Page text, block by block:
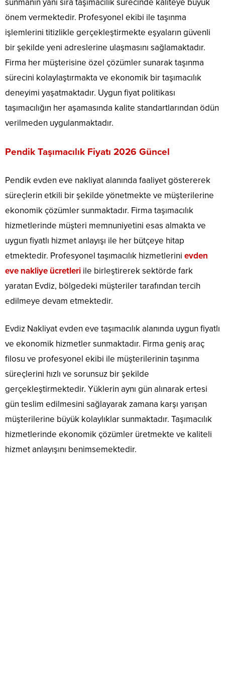
sunmanın yanı sıra taşımacılık sürecinde kaliteye büyük
önem vermektedir. Profesyonel ekibi ile taşınma
işlemlerini titizlikle gerçekleştirmekte eşyaların güvenli
bir şekilde yeni adreslerine ulaşmasını sağlamaktadır.
Firma her müşterisine özel çözümler sunarak taşınma
sürecini kolaylaştırmakta ve ekonomik bir taşımacılık
deneyimi yaşatmaktadır. Uygun fiyat politikası
taşımacılığın her aşamasında kalite standartlarından ödün
verilmeden uygulanmaktadır.
Pendik Taşımacılık Fiyatı 2026 Güncel
Pendik evden eve nakliyat alanında faaliyet göstererek
süreçlerin etkili bir şekilde yönetmekte ve müşterilerine
ekonomik çözümler sunmaktadır. Firma taşımacılık
hizmetlerinde müşteri memnuniyetini esas almakta ve
uygun fiyatlı hizmet anlayışı ile her bütçeye hitap
etmektedir. Profesyonel taşımacılık hizmetlerini evden
eve nakliye ücretleri ile birleştirerek sektörde fark
yaratan Evdiz, bölgedeki müşteriler tarafından tercih
edilmeye devam etmektedir.
Evdiz Nakliyat evden eve taşımacılık alanında uygun fiyatlı
ve ekonomik hizmetler sunmaktadır. Firma geniş araç
filosu ve profesyonel ekibi ile müşterilerinin taşınma
süreçlerini hızlı ve sorunsuz bir şekilde
gerçekleştirmektedir. Yüklerin aynı gün alınarak ertesi
gün teslim edilmesini sağlayarak zamana karşı yarışan
müşterilerine büyük kolaylıklar sunmaktadır. Taşımacılık
hizmetlerinde ekonomik çözümler üretmekte ve kaliteli
hizmet anlayışını benimsemektedir.